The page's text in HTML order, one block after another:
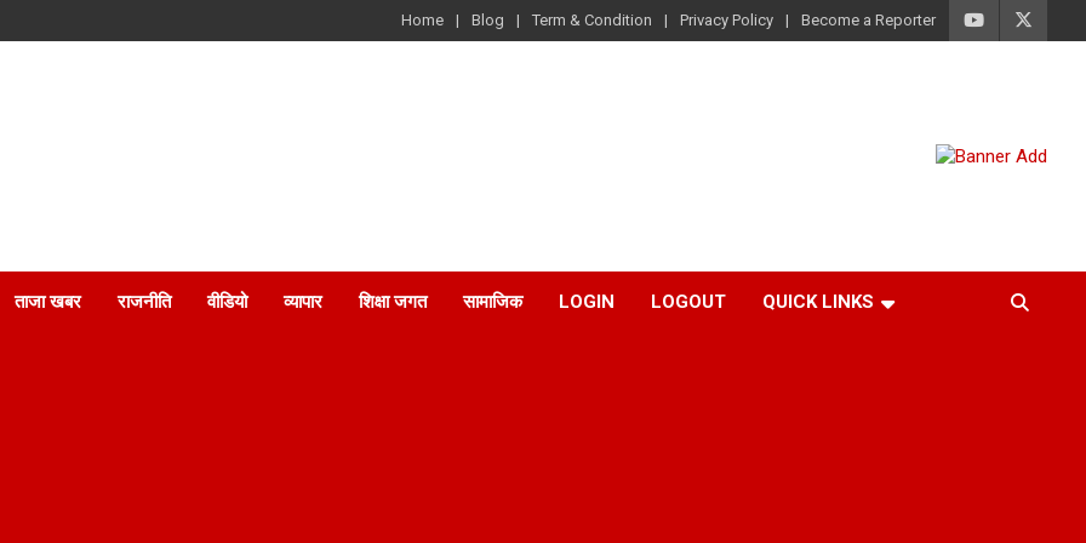
Home Blog Term & Condition Privacy Policy Become a Reporter
ताजा खबर राजनीति वीडियो व्यापार शिक्षा जगत सामाजिक LOGIN LOGOUT QUICK LINKS